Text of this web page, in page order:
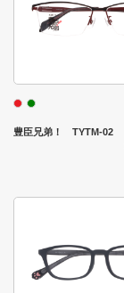
豊臣兄弟！ TYTM-02